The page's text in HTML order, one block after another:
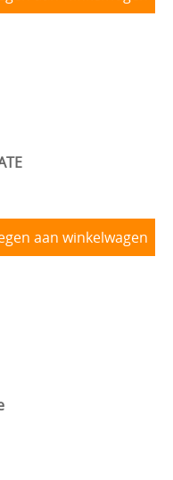
aan winkelwagen